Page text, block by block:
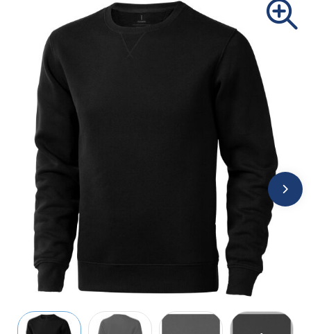
Handschoenen en Sjaals
Jassen
Kledingaccessoires
Ondergoed, Sokken en Nachtkleding
Overhemden
Peuters en Baby's
Polo's
Regenkleding
Schoenen
Sweaters